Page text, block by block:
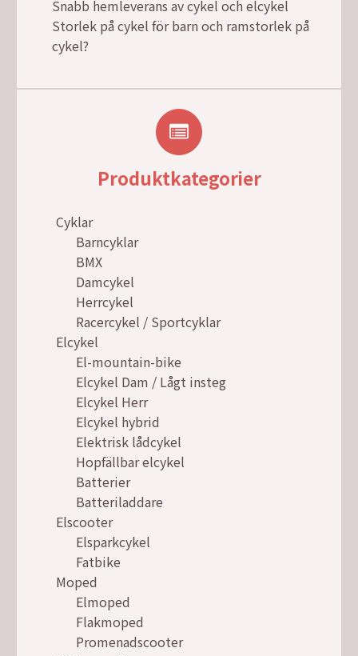
Snabb hemleverans av cykel och elcykel
Storlek på cykel för barn och ramstorlek på
cykel?
Produktkategorier
Cyklar
Barncyklar
BMX
Damcykel
Herrcykel
Racercykel / Sportcyklar
Elcykel
El-mountain-bike
Elcykel Dam / Lågt insteg
Elcykel Herr
Elcykel hybrid
Elektrisk lådcykel
Hopfällbar elcykel
Batterier
Batteriladdare
Elscooter
Elsparkcykel
Fatbike
Moped
Elmoped
Flakmoped
Promenadscooter